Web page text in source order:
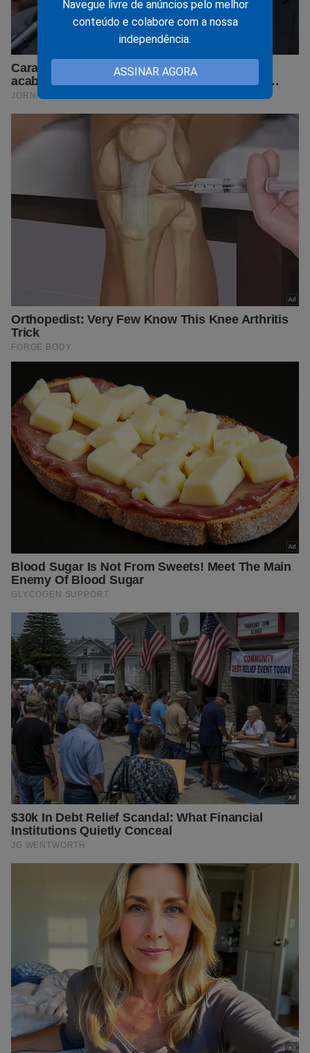
Navegue livre de anúncios pelo melhor
conteúdo e colabore com a nossa
independência.
ASSINAR AGORA